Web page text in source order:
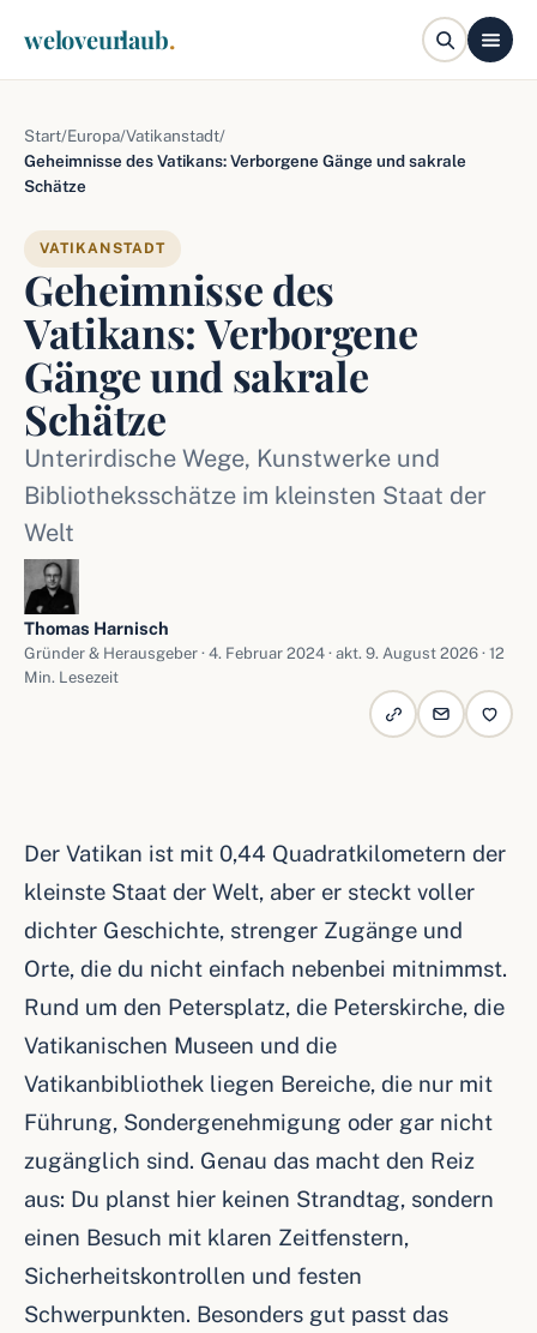
weloveurlaub.
Start/Europa/Vatikanstadt/
Geheimnisse des Vatikans: Verborgene Gänge und sakrale
Schätze
VATIKANSTADT
Geheimnisse des
Vatikans: Verborgene
Gänge und sakrale
Schätze
Unterirdische Wege, Kunstwerke und
Bibliotheksschätze im kleinsten Staat der
Welt
Thomas Harnisch
Gründer & Herausgeber · 4. Februar 2024 · akt. 9. August 2026 · 12
Min. Lesezeit
Der Vatikan ist mit 0,44 Quadratkilometern der
kleinste Staat der Welt, aber er steckt voller
dichter Geschichte, strenger Zugänge und
Orte, die du nicht einfach nebenbei mitnimmst.
Rund um den Petersplatz, die Peterskirche, die
Vatikanischen Museen und die
Vatikanbibliothek liegen Bereiche, die nur mit
Führung, Sondergenehmigung oder gar nicht
zugänglich sind. Genau das macht den Reiz
aus: Du planst hier keinen Strandtag, sondern
einen Besuch mit klaren Zeitfenstern,
Sicherheitskontrollen und festen
Schwerpunkten. Besonders gut passt das